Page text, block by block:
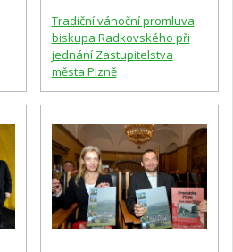
Tradiční vánoční promluva
biskupa Radkovského při
jednání Zastupitelstva
města Plzně